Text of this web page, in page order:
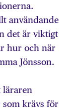
användande
det är viktigt
hur och när
Jönsson.
läraren
krävs för